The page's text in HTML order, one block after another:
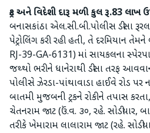
ટ્રક અને વિદેશી દારૂ મળી કુલ રૂ.83 લાખ
બનાસકાંઠા એલ.સી.બી.પોલીસ ડીસા
પેટ્રોલિંગ કરી રહી હતી, તે દરમિયાન
RJ-39-GA-6131) માં સાયકલના
જથ્થો ભરીને ધાનેરાથી ડીસા તરફ
પોલીસે ઝેરડા-પાંથાવાડા હાઈવે રોડ પર
બાતમી મુજબની ટ્રકને રોકીને તપાસ
ચેતનરામ જાટ (ઉં.વ. ૩૦, રહે. સોડીયાર,
તરીકે ખેમારામ લાલારામ જાટ (રહે.